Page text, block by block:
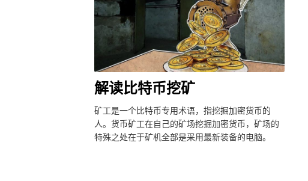
解读比特币挖矿
矿工是一个比特币专用术语，指挖掘加密货币的
人。货币矿工在自己的矿场挖掘加密货币，矿场的
特殊之处在于矿机全部是采用最新装备的电脑。